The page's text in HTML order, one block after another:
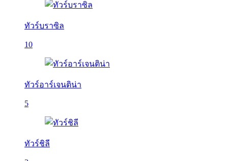
ทัวร์บราซิล
10
ทัวร์อาร์เจนติน่า
5
ทัวร์ชิลี